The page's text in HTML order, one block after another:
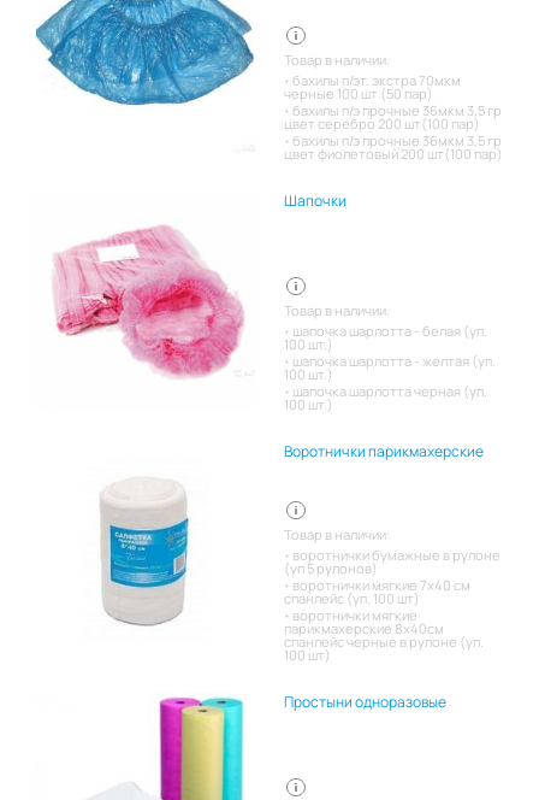
Товар в наличии:
бахилы п/эт. экстра 70мкм
черные 100 шт (50 пар)
бахилы п/э прочные 36мкм 3,5 гр
цвет серебро 200 шт(100 пар)
бахилы п/э прочные 36мкм 3,5 гр
цвет фиолетовый 200 шт(100 пар)
Шапочки
Товар в наличии:
шапочка шарлотта - белая (уп.
100 шт.)
шапочка шарлотта - желтая (уп.
100 шт.)
шапочка шарлотта черная (уп.
100 шт.)
Воротнички парикмахерские
Товар в наличии:
воротнички бумажные в рулоне
(уп 5 рулонов)
воротнички мягкие 7х40 см
спанлейс (уп. 100 шт)
воротнички мягкие
парикмахерские 8х40см
спанлейс черные в рулоне (уп.
100 шт)
Простыни одноразовые